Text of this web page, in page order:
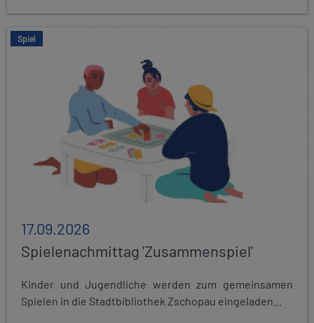
Spiel
17.09.2026
Spielenachmittag 'Zusammenspiel'
Kinder und Jugendliche werden zum gemeinsamen
Spielen in die Stadtbibliothek Zschopau eingeladen...